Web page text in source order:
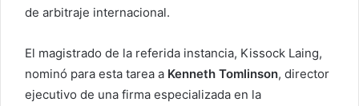
de arbitraje internacional.
El magistrado de la referida instancia, Kissock Laing,
nominó para esta tarea a Kenneth Tomlinson, director
ejecutivo de una firma especializada en la